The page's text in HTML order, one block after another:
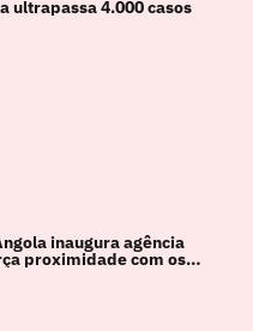
ultrapassa 4.000 casos
inaugura agência
proximidade com os